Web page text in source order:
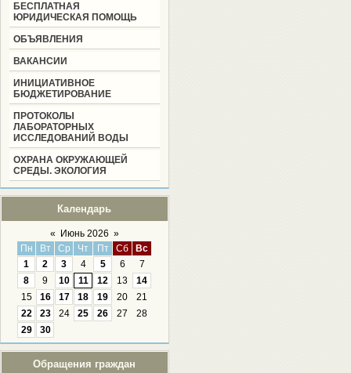
БЕСПЛАТНАЯ
ЮРИДИЧЕСКАЯ ПОМОЩЬ
ОБЪЯВЛЕНИЯ
ВАКАНСИИ
ИНИЦИАТИВНОЕ
БЮДЖЕТИРОВАНИЕ
ПРОТОКОЛЫ
ЛАБОРАТОРНЫХ
ИССЛЕДОВАНИЙ ВОДЫ
ОХРАНА ОКРУЖАЮЩЕЙ
СРЕДЫ. ЭКОЛОГИЯ
Календарь
« Июнь 2026 »
Пн
Вт Ср Чт Пт Сб
Вс
1
2 3 4 5 6
7
8
9 10 11 12 13
14
15
16 17 18 19 20
21
22
23 24 25 26 27
28
29
30
Обращения граждан